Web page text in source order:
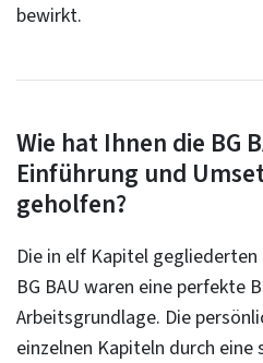
bewirkt.
Wie hat Ihnen die BG
Einführung und
geholfen?
Die in elf Kapitel
BG BAU waren eine perfekte
Arbeitsgrundlage. Die
einzelnen Kapiteln durch